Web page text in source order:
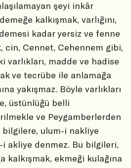
şeyi inkâr
kalkışmak, varlığını,
kadar yersiz ve fenne
cin, Cennet, Cehennem gibi,
varlıkları, madde ve hadise
ve tecrübe ile anlamağa
yakışmaz. Böyle varlıkları
üstünlüğü belli
ve Peygamberlerden
ulum-i nakliye
akliye denmez. Bu bilgileri,
kalkışmak, ekmeği kulağına